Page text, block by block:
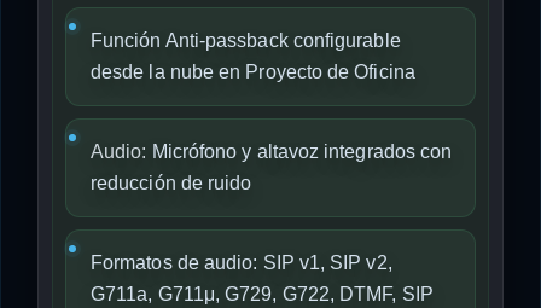
Función Anti-passback configurable
desde la nube en Proyecto de Oficina
Audio: Micrófono y altavoz integrados con
reducción de ruido
Formatos de audio: SIP v1, SIP v2,
G711a, G711μ, G729, G722, DTMF, SIP